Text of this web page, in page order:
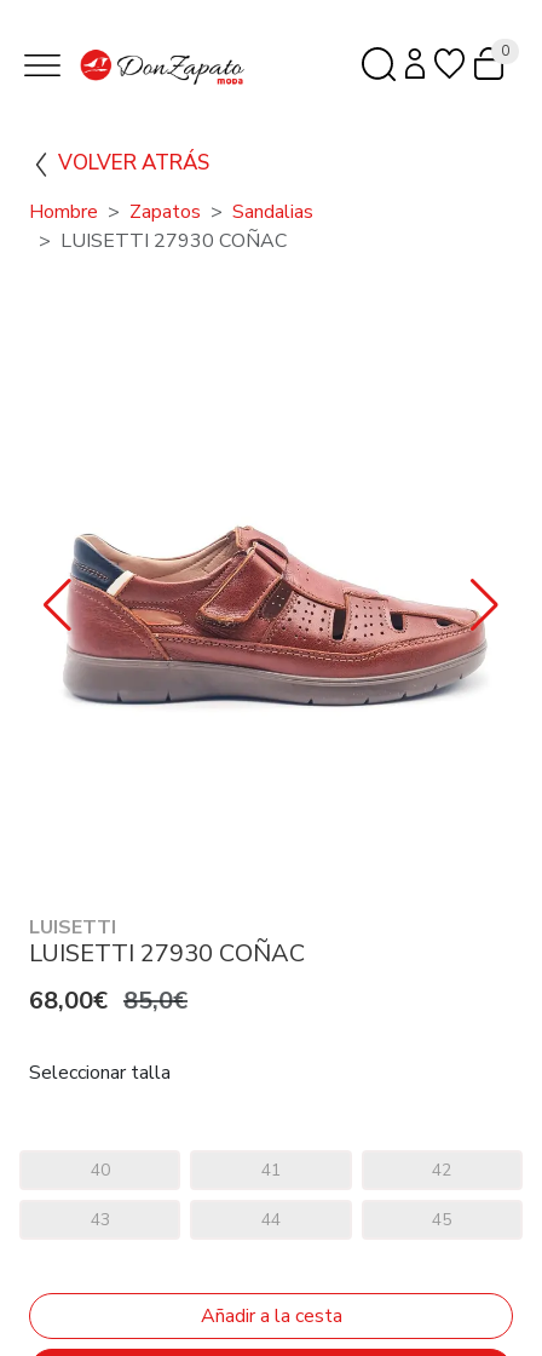
0
VOLVER ATRÁS
Hombre Zapatos
Sandalias
LUISETTI 27930 COÑAC
LUISETTI
LUISETTI 27930 COÑAC
68,00€ 85,0€
Seleccionar talla
40 41 42
43 44 45